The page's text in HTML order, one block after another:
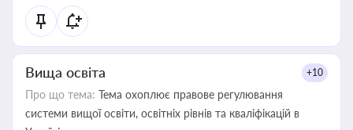
Вища освіта +10
Про що тема: Тема охоплює правове регулювання
системи вищої освіти, освітніх рівнів та кваліфікацій в